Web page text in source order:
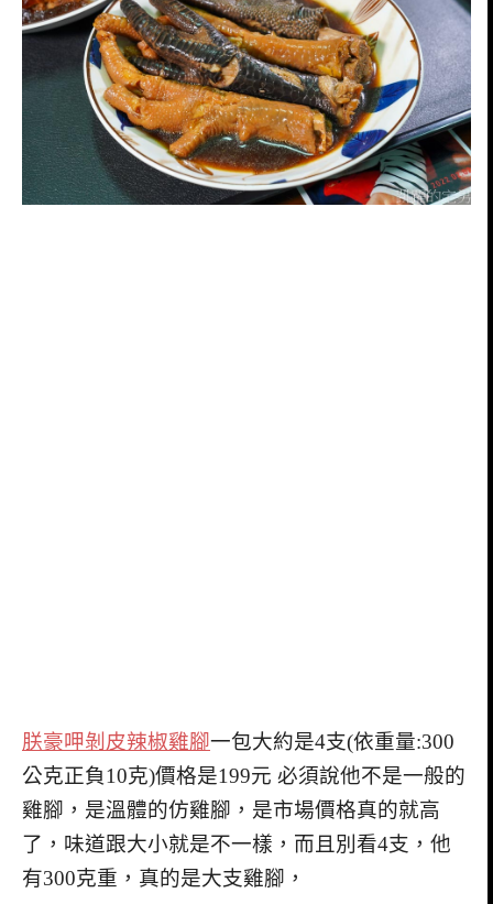
朕豪呷剝皮辣椒雞腳一包大約是4支(依重量:300
公克正負10克)價格是199元 必須說他不是一般的
雞腳，是溫體的仿雞腳，是市場價格真的就高
了，味道跟大小就是不一樣，而且別看4支，他
有300克重，真的是大支雞腳，